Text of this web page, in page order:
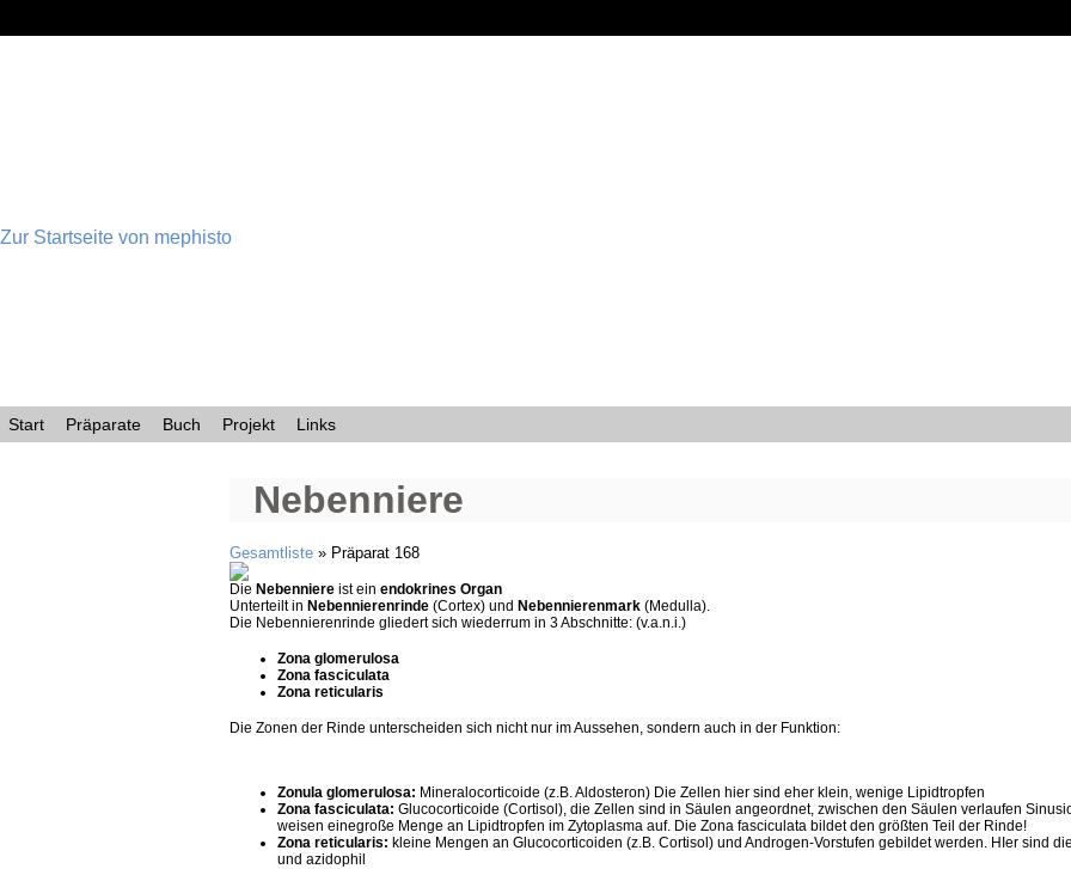
Zur Startseite von mephisto
Start Präparate Buch Projekt Links
Nebenniere
Gesamtliste » Präparat 168
Die Nebenniere ist ein endokrines Organ
Unterteilt in Nebennierenrinde (Cortex) und Nebennierenmark (Medulla).
Die Nebennierenrinde gliedert sich wiederrum in 3 Abschnitte: (v.a.n.i.)
Zona glomerulosa
Zona fasciculata
Zona reticularis
Die Zonen der Rinde unterscheiden sich nicht nur im Aussehen, sondern auch in der Funktion:
Zonula glomerulosa: Mineralocorticoide (z.B. Aldosteron) Die Zellen hier sind eher klein, wenige Lipidtropfen
Zona fasciculata: Glucocorticoide (Cortisol), die Zellen sind in Säulen angeordnet, zwischen den Säulen verlaufen
weisen einegroße Menge an Lipidtropfen im Zytoplasma auf. Die Zona fasciculata bildet den größten Teil der Rinde!
Zona reticularis: kleine Mengen an Glucocorticoiden (z.B. Cortisol) und Androgen-Vorstufen gebildet werden. HIer sind
und azidophil